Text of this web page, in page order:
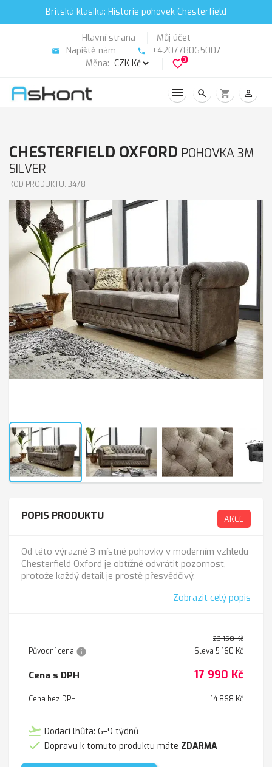
Britská klasika: Historie pohovek Chesterfield
Hlavní strana Můj účet
email Napiště nám phone
+420778065007
Měna:
favorite_border0
search shopping_cart person_outline
CHESTERFIELD OXFORD POHOVKA 3M
SILVER
KÓD PRODUKTU: 3478
POPIS PRODUKTU AKCE
Od této výrazné 3-místné pohovky v moderním vzhledu
Chesterfield Oxford je obtížné odvrátit pozornost,
protože každý detail je prostě přesvědčivý.
Zobrazit celý popis
Původní cena info
23 150 Kč
Sleva 5 160 Kč
Cena s DPH 17 990 Kč
Cena bez DPH 14 868 Kč
flight_takeoff Dodací lhůta: 6–9 týdnů
 Dopravu k tomuto produktu máte ZDARMA